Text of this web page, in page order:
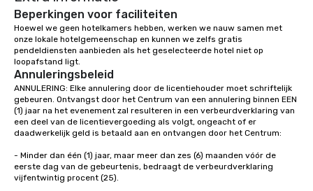
Beperkingen voor faciliteiten
Hoewel we geen hotelkamers hebben, werken we nauw samen met
onze lokale hotelgemeenschap en kunnen we zelfs gratis
pendeldiensten aanbieden als het geselecteerde hotel niet op
loopafstand ligt.
Annuleringsbeleid
ANNULERING: Elke annulering door de licentiehouder moet schriftelijk
gebeuren. Ontvangst door het Centrum van een annulering binnen EEN
(1) jaar na het evenement zal resulteren in een verbeurdverklaring van
een deel van de licentievergoeding als volgt, ongeacht of er
daadwerkelijk geld is betaald aan en ontvangen door het Centrum:
- Minder dan één (1) jaar, maar meer dan zes (6) maanden vóór de
eerste dag van de gebeurtenis, bedraagt de verbeurdverklaring
vijfentwintig procent (25).